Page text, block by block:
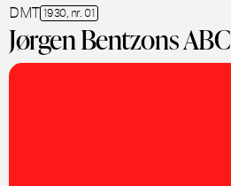
DMT 1930, nr. 01
Jørgen Bentzons ABC